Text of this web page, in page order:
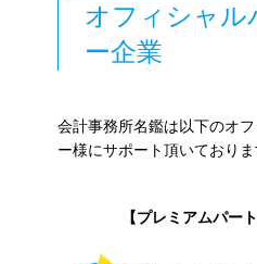
オフィシャル
ー企業
会計事務所名鑑は以下のオ
ー様にサポート頂いておりま
【プレミアムパー